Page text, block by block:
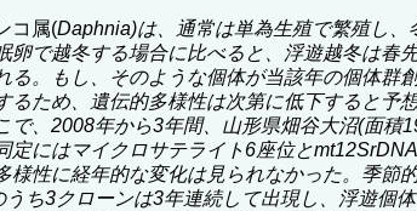
コ属(Daphnia)は、通常は単為生殖で繁殖し
卵で越冬する場合に比べると、浮遊越冬は
る。もし、そのような個体が当該年の個体
るため、遺伝的多様性は次第に低下すると
で、2008年から3年間、山形県畑谷大沼(面積
定にはマイクロサテライト6座位と
様性に経年的な変化は見られなかった。季
ち3クローンは3年連続して出現し、浮遊個